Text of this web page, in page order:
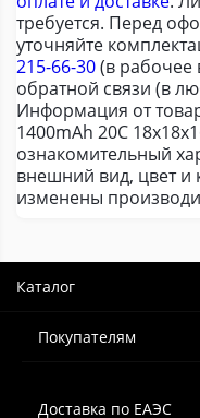
требуется. Перед
уточняйте
215-66-30(в рабочее
обратной связи (в
Информация от
1400mAh 20C
ознакомительный
внешний вид, цвет и
изменены
Каталог
Покупателям
Доставка по ЕАЭС